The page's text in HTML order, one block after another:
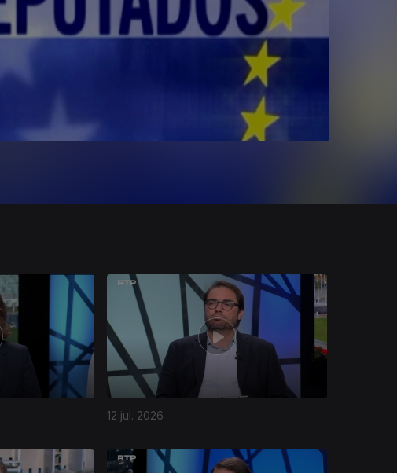
12 jul. 2026